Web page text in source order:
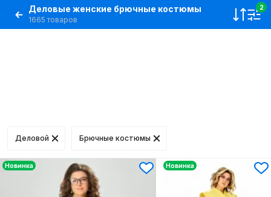
Деловые женские брючные костюмы
1665 товаров
2
Деловой Брючные костюмы
Новинка Новинка